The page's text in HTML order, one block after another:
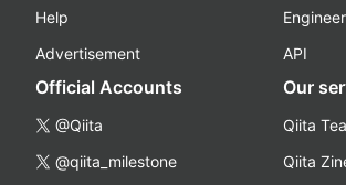
Help
Advertisement
API
Official Accounts
@Qiita
@qiita_milestone
Our
Qiita
Qiita